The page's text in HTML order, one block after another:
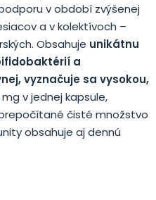
v období zvýšenej
a v kolektívoch –
Obsahuje unikátnu
a
vyznačuje sa vysokou,
v jednej kapsule,
čisté množstvo
obsahuje aj dennú